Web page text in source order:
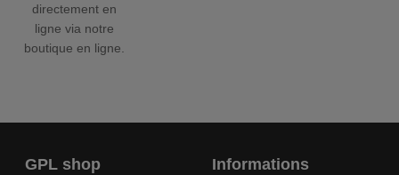
directement en
ligne via notre
boutique en ligne.
GPL shop Informations